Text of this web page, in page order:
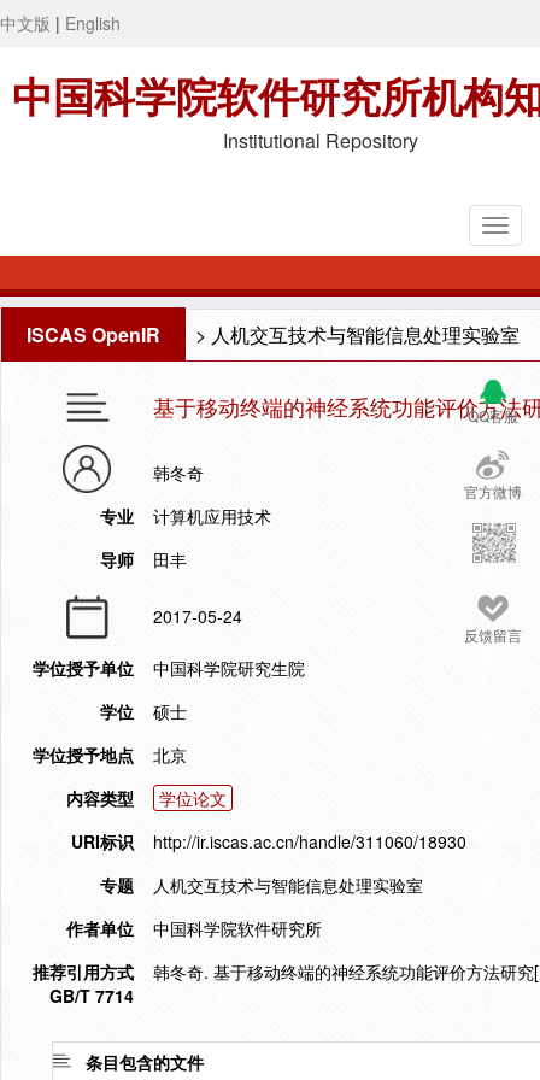
中文版 | English
中国科学院软件研究所机构
Institutional Repository
ISCAS OpenIR > 人机交互技术与智能信息处理实验室
QQ客服
官方微博
反馈留言
基于移动终端的神经系统功能评价方法
韩冬奇
专业
计算机应用技术
导师
田丰
2017-05-24
学位授予单位
中国科学院研究生院
学位
硕士
学位授予地点
北京
内容类型
学位论文
URI标识
http://ir.iscas.ac.cn/handle/311060/18930
专题
人机交互技术与智能信息处理实验室
作者单位
中国科学院软件研究所
推荐引用方式
GB/T 7714
韩冬奇. 基于移动终端的神经系统功能评价方法研
条目包含的文件